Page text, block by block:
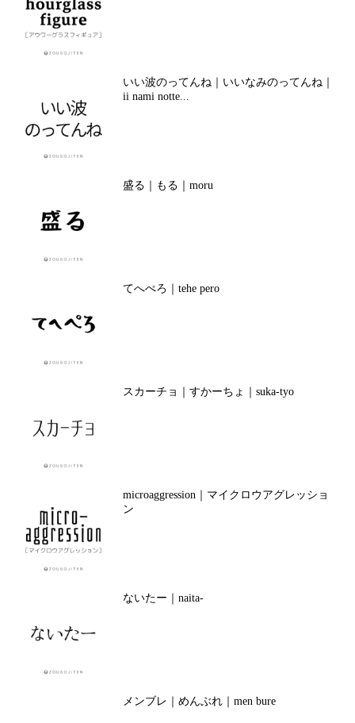
いい波のってんね｜いいなみのってんね｜
ii nami notte...
盛る｜もる｜moru
てへぺろ｜tehe pero
スカーチョ｜すかーちょ｜suka-tyo
microaggression｜マイクロウアグレッショ
ン
ないたー｜naita-
メンブレ｜めんぶれ｜men bure